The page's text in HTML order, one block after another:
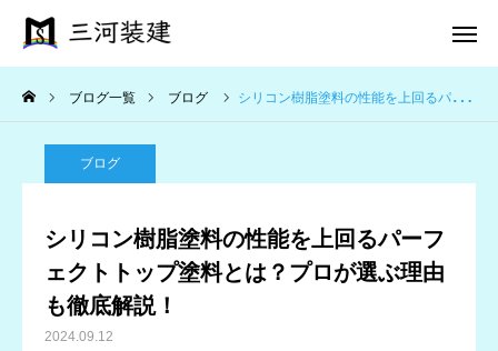
ブログ一覧 ブログ シリコン樹脂塗料の性能を上回るパーフェクトトップ塗料とは？プロが選ぶ理由も徹底解説！
ブログ
シリコン樹脂塗料の性能を上回るパーフ
ェクトトップ塗料とは？プロが選ぶ理由
も徹底解説！
2024.09.12
電話 問合せ
施工事例
三河のこだわり